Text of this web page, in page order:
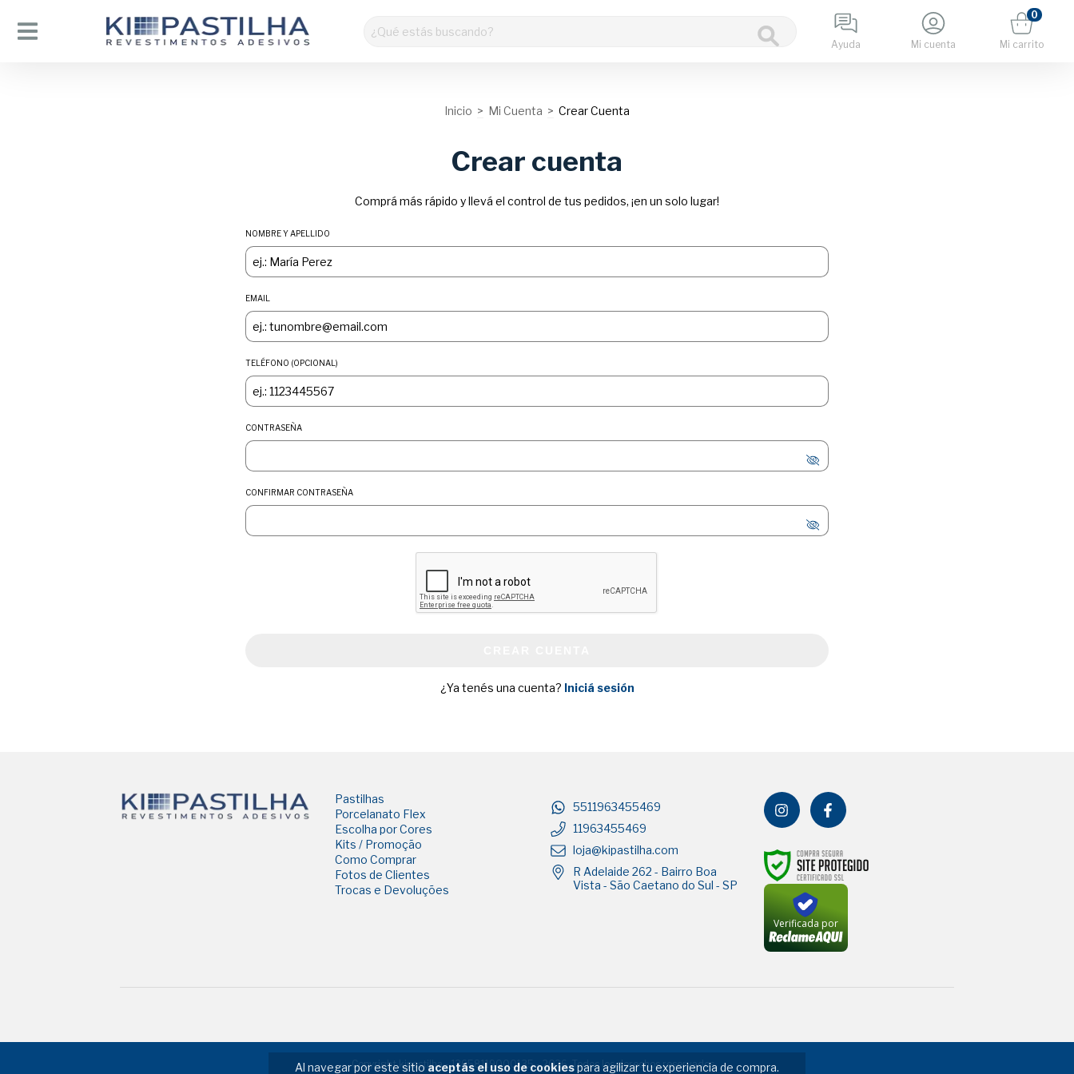
Ayuda Mi cuenta Mi carrito
0
Al navegar por este sitio aceptás el uso de cookiespara agilizar tu experiencia de compra.
Inicio > Mi Cuenta > Crear Cuenta
Crear cuenta
Comprá más rápido y llevá el control de tus pedidos, ¡en un solo lugar!
NOMBRE Y APELLIDO
EMAIL
TELÉFONO (OPCIONAL)
CONTRASEÑA
CONFIRMAR CONTRASEÑA
¿Ya tenés una cuenta? Iniciá sesión
Pastilhas
Porcelanato Flex
Escolha por Cores
Kits / Promoção
Como Comprar
Fotos de Clientes
Trocas e Devoluções
5511963455469
11963455469
loja@kipastilha.com
R Adelaide 262 - Bairro Boa
Vista - São Caetano do Sul - SP
Verificada por
Copyright kipastilha - 12658119000135 - 2026. Todos los derechos reservados.